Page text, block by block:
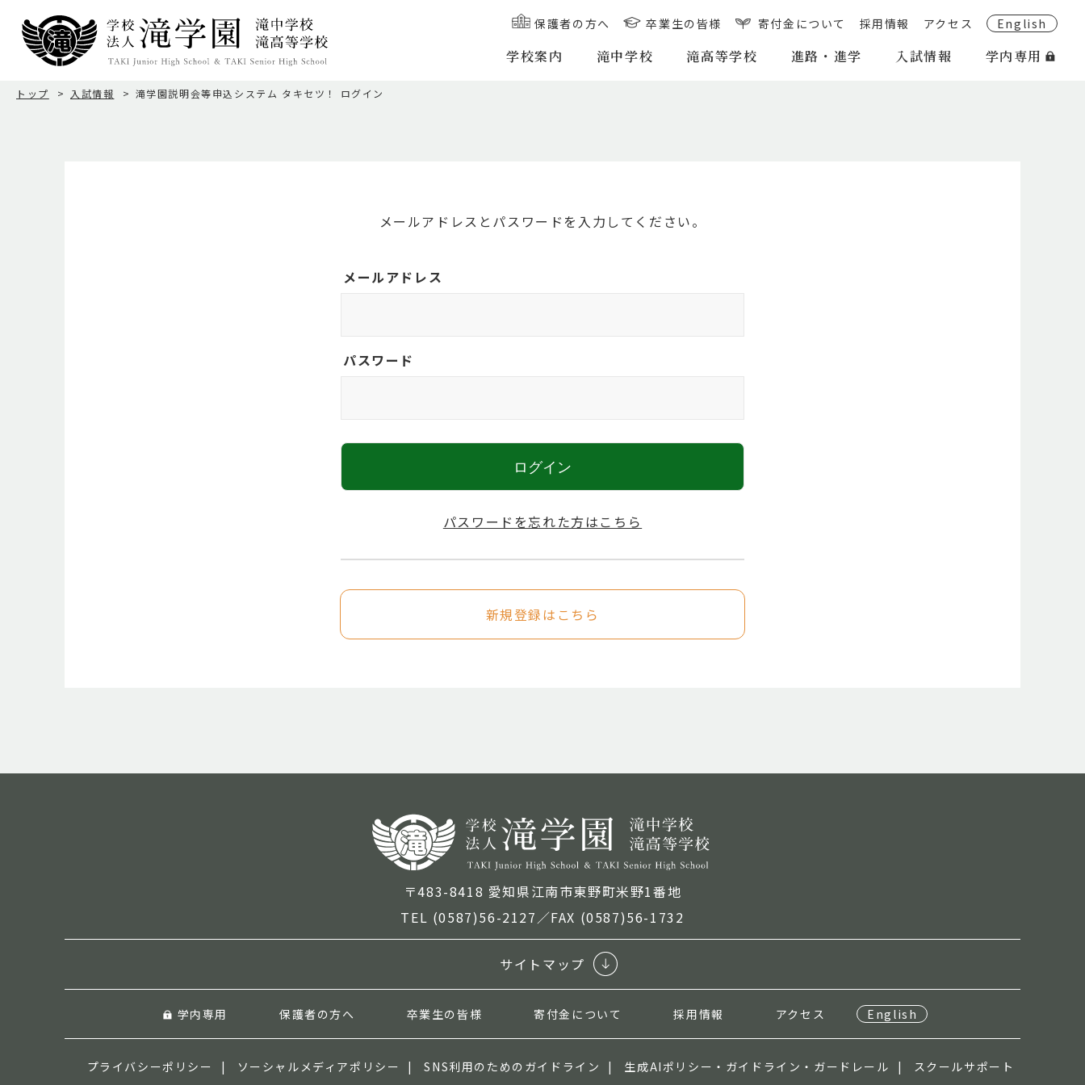
保護者の方へ 卒業生の皆様 寄付金について 採用情報 アクセス English
学校案内 滝中学校 滝高等学校 進路・進学 入試情報 学内専用
トップ ⼊試情報 滝学園説明会等申込システム タキセツ！ ログイン
メールアドレスとパスワードを入力してください。
メールアドレス
パスワード
パスワードを忘れた方はこちら
新規登録はこちら
〒483-8418 愛知県江南市東野町米野1番地
TEL (0587)56-2127／FAX (0587)56-1732
サイトマップ
学内専用 保護者の方へ 卒業生の皆様 寄付金について 採用情報 アクセス English
プライバシーポリシー ソーシャルメディアポリシー SNS利用のためのガイドライン 生成AIポリシー・ガイドライン・ガードレール スクールサポート